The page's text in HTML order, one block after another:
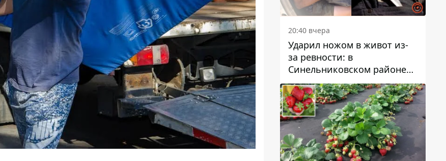
20:40 вчера
Ударил ножом в живот из-
за ревности: в
Синельниковском районе
задержали 49-летнего
мужчину за убийство